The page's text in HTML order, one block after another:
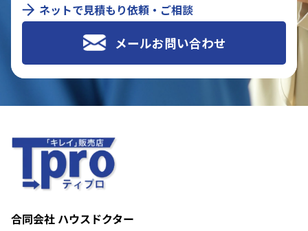
ネットで見積もり依頼・ご相談
メールお問い合わせ
合同会社 ハウスドクター